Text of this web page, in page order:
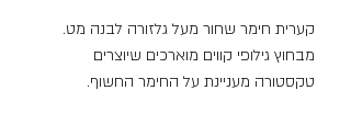
קערית חימר שחור מעל גלזורה לבנה מט.
מבחוץ גילופי קווים מוארכים שיוצרים
טקסטורה מעניינת על החימר החשוף.